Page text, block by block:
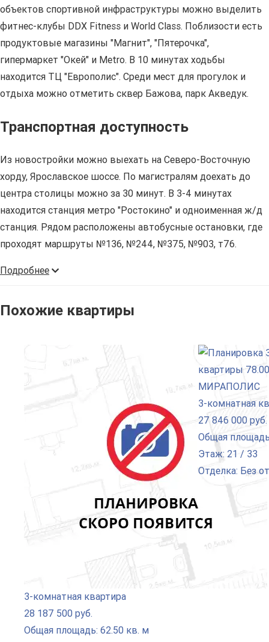
объектов спортивной инфраструктуры можно выделить
фитнес-клубы DDX Fitness и World Class. Поблизости есть
продуктовые магазины "Магнит", "Пятерочка",
гипермаркет "Окей" и Metro. В 10 минутах ходьбы
находится ТЦ "Европолис". Среди мест для прогулок и
отдыха можно отметить сквер Бажова, парк Акведук.
Транспортная доступность
Из новостройки можно выехать на Северо-Восточную
хорду, Ярославское шоссе. По магистралям доехать до
центра столицы можно за 30 минут. В 3-4 минутах
находится станция метро "Ростокино" и одноименная ж/д
станция. Рядом расположены автобусные остановки, где
проходят маршруты №136, №244, №375, №903, т76.
Подробнее
Похожие квартиры
3-комнатная квартира
28 187 500 руб.
Общая площадь: 62.50 кв. м
3-комнатная
27 846 000 руб.
Общая
Этаж: 21 / 33
Отделка: Без